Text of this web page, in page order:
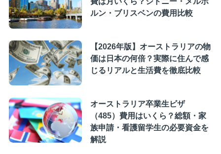
ルン・ブリスベンの費用比較
【2026年版】オーストラリアの物
価は日本の何倍？実際に住んで感
じるリアルと生活費を徹底比較
オーストラリア卒業生ビザ
（485）費用はいくら？総額・家
族申請・看護留学生の必要資金を
解説